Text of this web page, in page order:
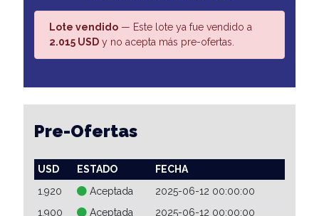
Lote vendido — Este lote ya fue vendido a
2.015 USD y no acepta más pre-ofertas.
Pre-Ofertas
USD ESTADO
FECHA
1.920
Aceptada
2025-06-12 00:00:00
1.900
Aceptada 2025-06-12 00:00:00